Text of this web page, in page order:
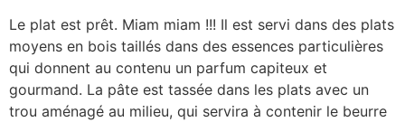
Le plat est prêt. Miam miam !!! Il est servi dans des plats
moyens en bois taillés dans des essences particulières
qui donnent au contenu un parfum capiteux et
gourmand. La pâte est tassée dans les plats avec un
trou aménagé au milieu, qui servira à contenir le beurre